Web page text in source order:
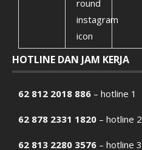
HOTLINE DAN JAM KERJA
62 812 2018 886 – hotline 1
62 878 2331 1820 – hotline 2
62 813 2280 3576 – hotline 3